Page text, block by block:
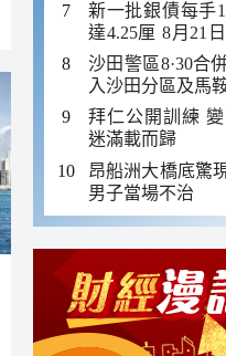
新一批銀債每手
達4.25厘 8月21
金額最多550億
沙田警區8·30合
入沙田分區及馬
拜仁公開訓練
迷滿載而歸
昂船洲大橋底驚
男子當場不治